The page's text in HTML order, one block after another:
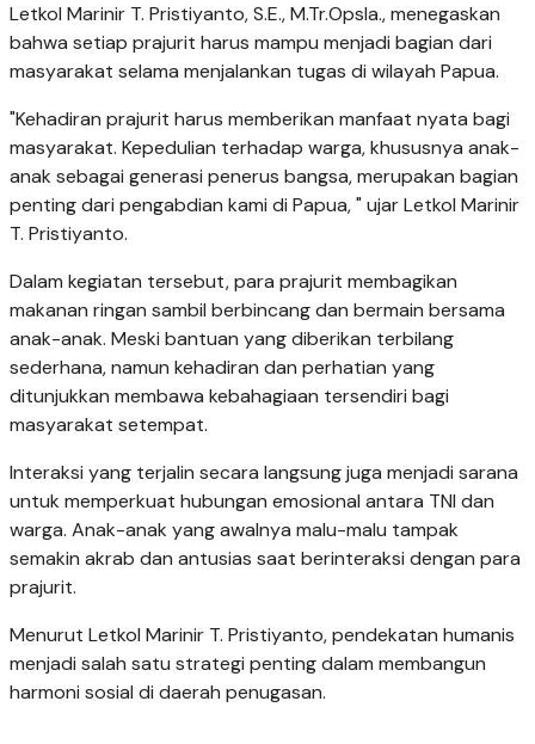
Letkol Marinir T. Pristiyanto, S.E., M.Tr.Opsla., menegaskan
bahwa setiap prajurit harus mampu menjadi bagian dari
masyarakat selama menjalankan tugas di wilayah Papua.
"Kehadiran prajurit harus memberikan manfaat nyata bagi
masyarakat. Kepedulian terhadap warga, khususnya anak-
anak sebagai generasi penerus bangsa, merupakan bagian
penting dari pengabdian kami di Papua, " ujar Letkol Marinir
T. Pristiyanto.
Dalam kegiatan tersebut, para prajurit membagikan
makanan ringan sambil berbincang dan bermain bersama
anak-anak. Meski bantuan yang diberikan terbilang
sederhana, namun kehadiran dan perhatian yang
ditunjukkan membawa kebahagiaan tersendiri bagi
masyarakat setempat.
Interaksi yang terjalin secara langsung juga menjadi sarana
untuk memperkuat hubungan emosional antara TNI dan
warga. Anak-anak yang awalnya malu-malu tampak
semakin akrab dan antusias saat berinteraksi dengan para
prajurit.
Menurut Letkol Marinir T. Pristiyanto, pendekatan humanis
menjadi salah satu strategi penting dalam membangun
harmoni sosial di daerah penugasan.